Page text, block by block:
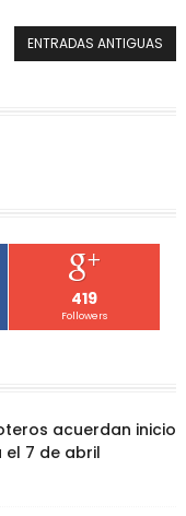
ENTRADAS ANTIGUAS
419
Followers
acuerdan inicio
7 de abril